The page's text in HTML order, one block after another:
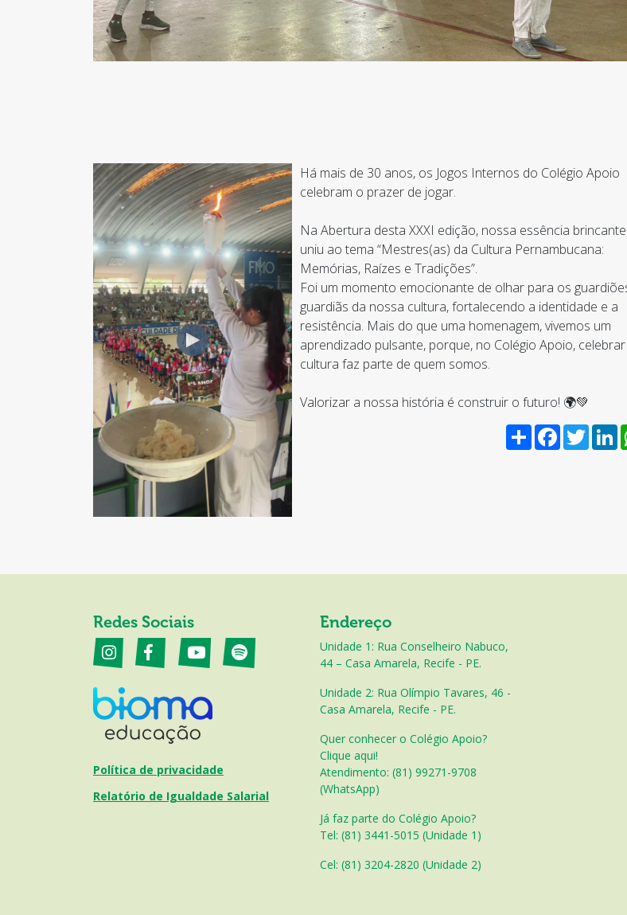
Há mais de 30 anos, os Jogos Internos do Colégio Apoio
celebram o prazer de jogar.
Na Abertura desta XXXI edição, nossa essência
uniu ao tema “Mestres(as) da Cultura Pernambucana:
Memórias, Raízes e Tradições”.
Foi um momento emocionante de olhar para os
guardiãs da nossa cultura, fortalecendo a identidade e a
resistência. Mais do que uma homenagem, vivemos um
aprendizado pulsante, porque, no Colégio Apoio,
cultura faz parte de quem somos.
Valorizar a nossa história é construir o futuro! 🌍💚
ShareFacebook
Redes Sociais
Política de privacidade
Relatório de Igualdade Salarial
Endereço
Unidade 1: Rua Conselheiro Nabuco,
44 – Casa Amarela, Recife - PE.
Unidade 2: Rua Olímpio Tavares, 46 -
Casa Amarela, Recife - PE.
Quer conhecer o Colégio Apoio?
Clique aqui!
Atendimento: (81) 99271-9708
(WhatsApp)
Já faz parte do Colégio Apoio?
Tel: (81) 3441-5015 (Unidade 1)
Cel: (81) 3204-2820 (Unidade 2)